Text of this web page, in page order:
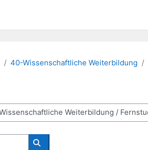
40-Wissenschaftliche Weiterbildung